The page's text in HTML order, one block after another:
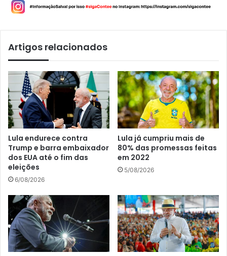
Artigos relacionados
Lula endurece contra
Trump e barra embaixador
dos EUA até o fim das
eleições
6/08/2026
Lula já cumpriu mais de
80% das promessas feitas
em 2022
5/08/2026